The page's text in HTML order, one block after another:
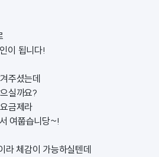
이 됩니다!
주셨는데
실까요?
금제라
여쭙습니당~!
체감이 가능하실텐데